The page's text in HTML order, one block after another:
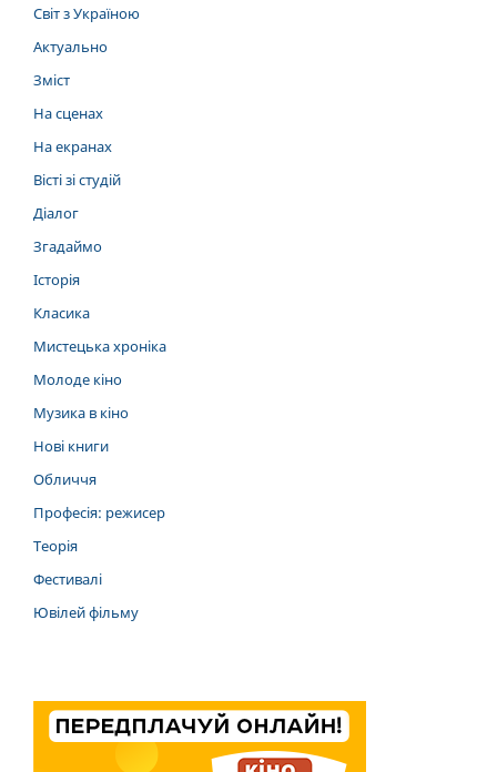
Світ з Україною
Актуально
Зміст
На сценах
На екранах
Вісті зі студій
Діалог
Згадаймо
Історія
Класика
Мистецька хроніка
Молоде кіно
Музика в кіно
Нові книги
Обличчя
Професія: режисер
Теорія
Фестивалі
Ювілей фільму